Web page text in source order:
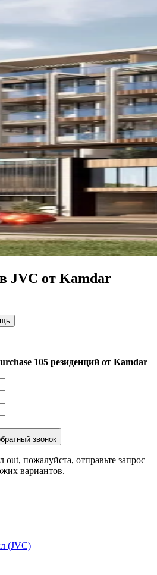
JVC от Kamdar
105 резиденций от Kamdar
звонок
пожалуйста, отправьте запрос
вариантов.
(JVC)